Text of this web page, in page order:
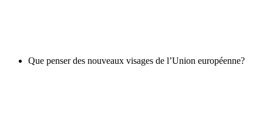
Que penser des nouveaux visages de l’Union européenne?